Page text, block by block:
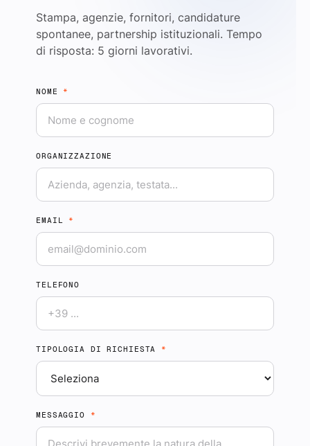
Stampa, agenzie, fornitori, candidature
spontanee, partnership istituzionali. Tempo
di risposta: 5 giorni lavorativi.
NOME *
ORGANIZZAZIONE
EMAIL *
TELEFONO
TIPOLOGIA DI RICHIESTA *
MESSAGGIO *